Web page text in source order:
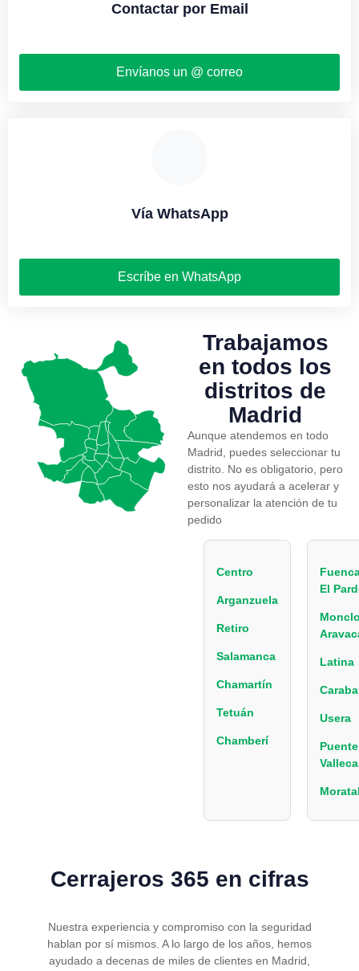
Contactar por Email
Envíanos un @ correo
Vía WhatsApp
Escríbe en WhatsApp
Trabajamos
en todos los
distritos de
Madrid
Aunque atendemos en todo
Madrid, puedes seleccionar tu
distrito. No es obligatorio, pero
esto nos ayudará a acelerar y
personalizar la atención de tu
pedido
Centro
Arganzuela
Retiro
Salamanca
Chamartín
Tetuán
Chamberí
El
Latina
Usera
Cerrajeros 365 en cifras
Nuestra experiencia y compromiso con la seguridad
hablan por sí mismos. A lo largo de los años, hemos
ayudado a decenas de miles de clientes en Madrid,